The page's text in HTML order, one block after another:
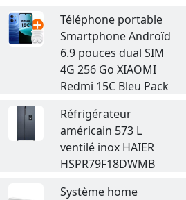
Téléphone portable
Smartphone Androïd
6.9 pouces dual SIM
4G 256 Go XIAOMI
Redmi 15C Bleu Pack
Réfrigérateur
américain 573 L
ventilé inox HAIER
HSPR79F18DWMB
Système home